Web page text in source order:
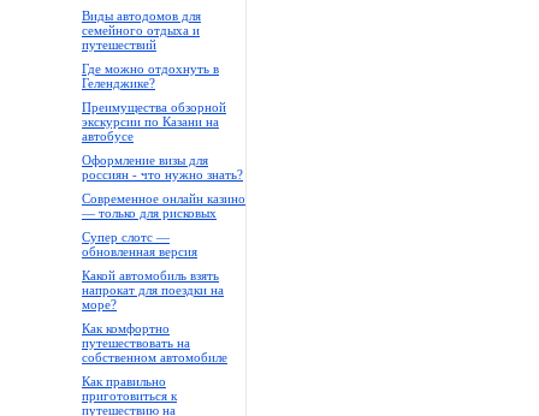
Виды автодомов для
семейного отдыха и
путешествий
Где можно отдохнуть в
Геленджике?
Преимущества обзорной
экскурсии по Казани на
автобусе
Оформление визы для
россиян - что нужно знать?
Современное онлайн казино
— только для рисковых
Супер слотс —
обновленная версия
Какой автомобиль взять
напрокат для поездки на
море?
Как комфортно
путешествовать на
собственном автомобиле
Как правильно
приготовиться к
путешествию на